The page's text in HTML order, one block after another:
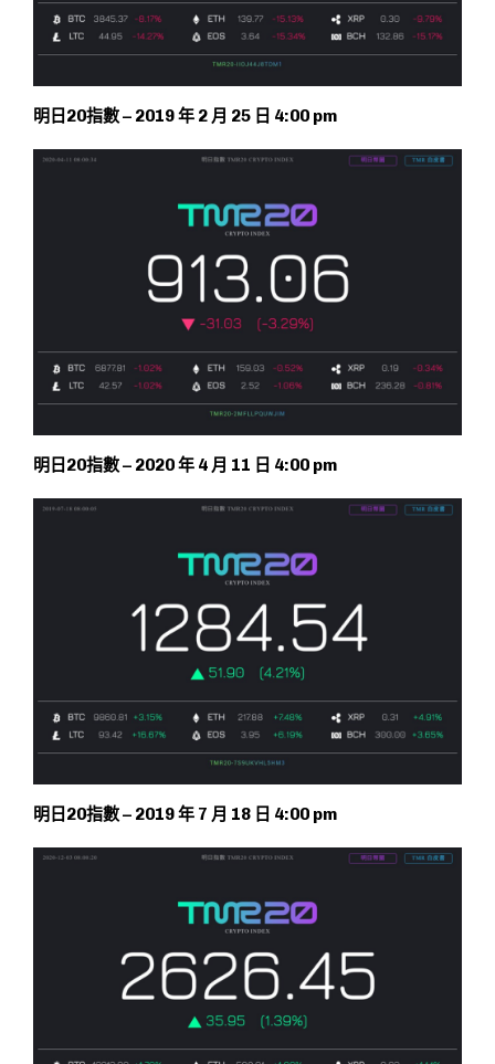
明日20指數 – 2019 年 2 月 25 日 4:00 pm
明日20指數 – 2020 年 4 月 11 日 4:00 pm
明日20指數 – 2019 年 7 月 18 日 4:00 pm